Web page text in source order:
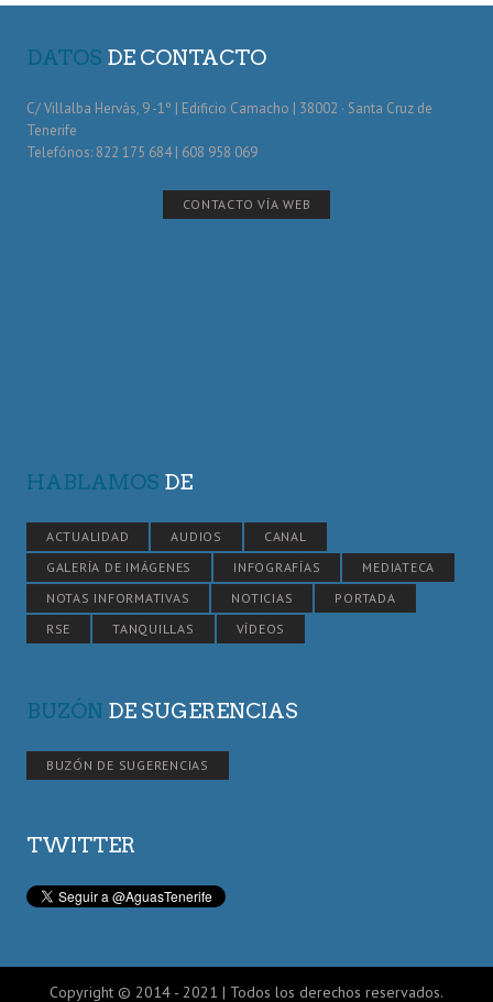
DATOS DE CONTACTO
C/ Villalba Hervás, 9 -1º | Edificio Camacho | 38002 · Santa Cruz de
Tenerife
Telefónos: 822 175 684 | 608 958 069
CONTACTO VÍA WEB
HABLAMOS DE
ACTUALIDAD AUDIOS
CANAL
GALERÍA DE IMÁGENES
INFOGRAFÍAS
MEDIATECA
NOTAS INFORMATIVAS
NOTICIAS
PORTADA
RSE
TANQUILLAS VÍDEOS
BUZÓN DE SUGERENCIAS
BUZÓN DE SUGERENCIAS
TWITTER
Copyright © 2014 - 2021 | Todos los derechos reservados.